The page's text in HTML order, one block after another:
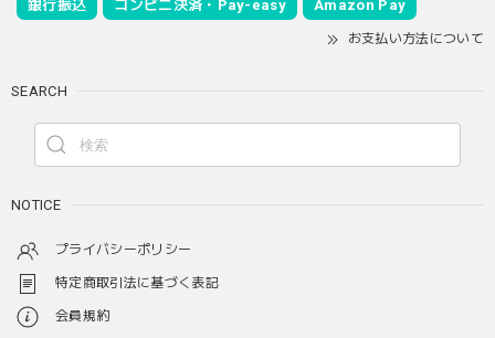
銀行振込 コンビニ決済・Pay-easy Amazon Pay
お支払い方法について
SEARCH
NOTICE
プライバシーポリシー
特定商取引法に基づく表記
会員規約